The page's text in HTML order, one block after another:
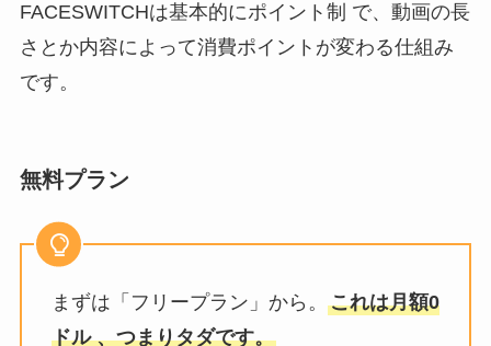
FACESWITCHは基本的にポイント制 で、動画の長
さとか内容によって消費ポイントが変わる仕組み
です。
無料プラン
まずは「フリープラン」から。 これは月額0
ドル 、つまりタダです。